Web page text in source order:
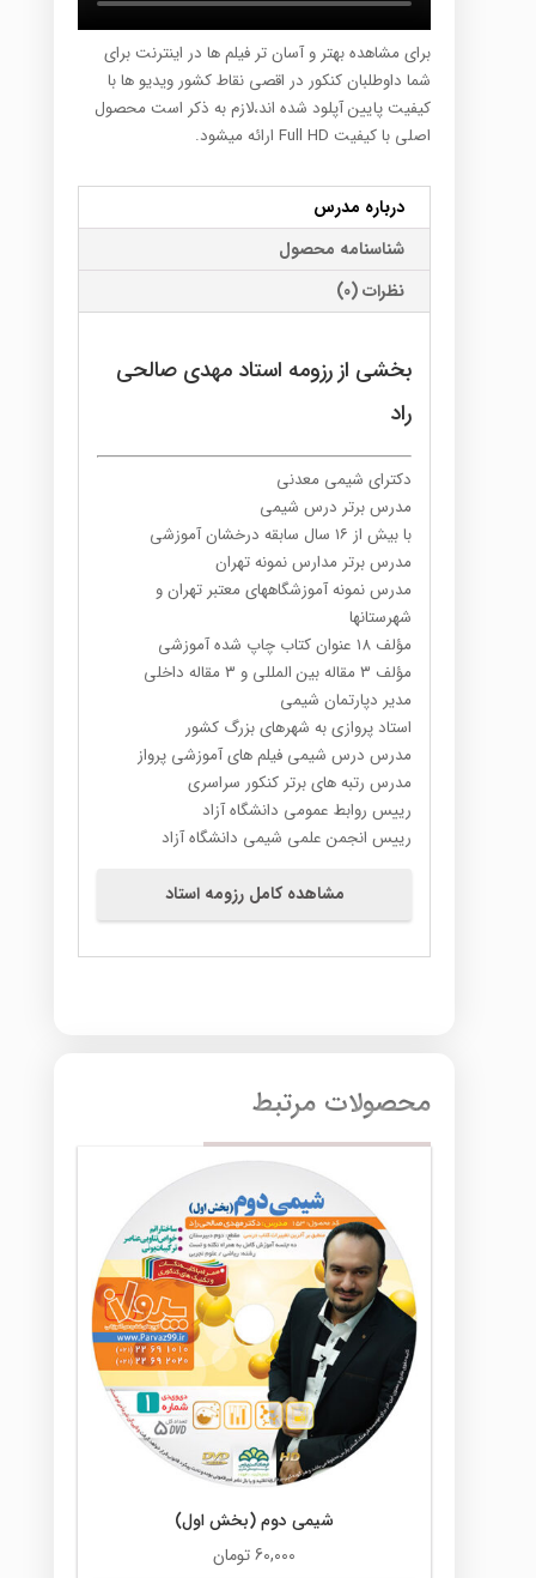
برای مشاهده بهتر و آسان تر فیلم ها در اینترنت برای
شما داوطلبان کنکور در اقصی نقاط کشور ویدیو ها با
کیفیت پایین آپلود شده اند،لازم به ذکر است محصول
اصلی با کیفیت Full HD ارائه میشود.
درباره مدرس
شناسنامه محصول
نظرات (0)
بخشی از رزومه استاد مهدی صالحی
راد
دکترای شیمی معدنی
مدرس برتر درس شیمی
با بیش از ۱۶ سال سابقه درخشان آموزشی
مدرس برتر مدارس نمونه تهران
مدرس نمونه آموزشگاههای معتبر تهران و
شهرستانها
مؤلف ۱۸ عنوان کتاب چاپ شده آموزشی
مؤلف ۳ مقاله بین المللی و ۳ مقاله داخلی
مدیر دپارتمان شیمی
استاد پروازی به شهرهای بزرگ کشور
مدرس درس شیمی فیلم های آموزشی پرواز
مدرس رتبه های برتر کنکور سراسری
رییس روابط عمومی دانشگاه آزاد
رییس انجمن علمی شیمی دانشگاه آزاد
مشاهده کامل رزومه استاد
محصولات مرتبط
شیمی دوم (بخش اول)
60,000تومان